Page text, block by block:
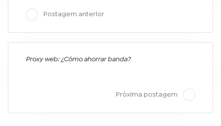
Postagem anterior
Proxy web: ¿Cómo ahorrar banda?
Próxima postagem